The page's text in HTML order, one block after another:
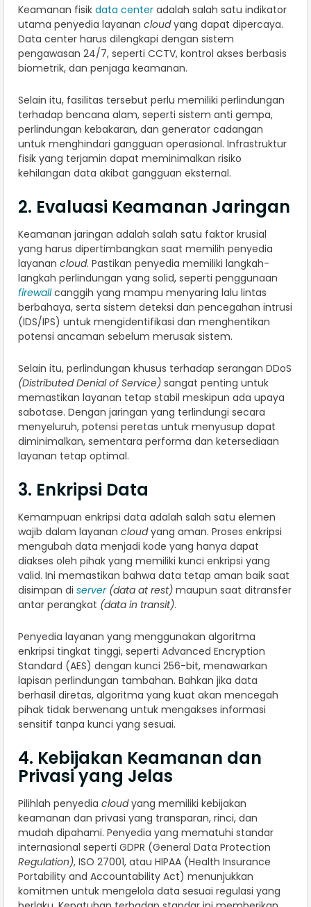
Keamanan fisik data center adalah salah satu indikator
utama penyedia layanan cloudyang dapat dipercaya.
Data center harus dilengkapi dengan sistem
pengawasan 24/7, seperti CCTV, kontrol akses berbasis
biometrik, dan penjaga keamanan.
Selain itu, fasilitas tersebut perlu memiliki perlindungan
terhadap bencana alam, seperti sistem anti gempa,
perlindungan kebakaran, dan generator cadangan
untuk menghindari gangguan operasional. Infrastruktur
fisik yang terjamin dapat meminimalkan risiko
kehilangan data akibat gangguan eksternal.
2. Evaluasi Keamanan Jaringan
Keamanan jaringan adalah salah satu faktor krusial
yang harus dipertimbangkan saat memilih penyedia
layanan cloud. Pastikan penyedia memiliki langkah-
langkah perlindungan yang solid, seperti penggunaan
firewallcanggih yang mampu menyaring lalu lintas
berbahaya, serta sistem deteksi dan pencegahan intrusi
(IDS/IPS) untuk mengidentifikasi dan menghentikan
potensi ancaman sebelum merusak sistem.
Selain itu, perlindungan khusus terhadap serangan DDoS
(Distributed Denial of Service) sangat penting untuk
memastikan layanan tetap stabil meskipun ada upaya
sabotase. Dengan jaringan yang terlindungi secara
menyeluruh, potensi peretas untuk menyusup dapat
diminimalkan, sementara performa dan ketersediaan
layanan tetap optimal.
3. Enkripsi Data
Kemampuan enkripsi data adalah salah satu elemen
wajib dalam layanan cloudyang aman. Proses enkripsi
mengubah data menjadi kode yang hanya dapat
diakses oleh pihak yang memiliki kunci enkripsi yang
valid. Ini memastikan bahwa data tetap aman baik saat
disimpan di server (data at rest) maupun saat ditransfer
antar perangkat (data in transit).
Penyedia layanan yang menggunakan algoritma
enkripsi tingkat tinggi, seperti Advanced Encryption
Standard (AES) dengan kunci 256-bit, menawarkan
lapisan perlindungan tambahan. Bahkan jika data
berhasil diretas, algoritma yang kuat akan mencegah
pihak tidak berwenang untuk mengakses informasi
sensitif tanpa kunci yang sesuai.
4. Kebijakan Keamanan dan
Privasi yang Jelas
Pilihlah penyedia cloudyang memiliki kebijakan
keamanan dan privasi yang transparan, rinci, dan
mudah dipahami. Penyedia yang mematuhi standar
internasional seperti GDPR (General Data Protection
Regulation), ISO 27001, atau HIPAA (Health Insurance
Portability and Accountability Act) menunjukkan
komitmen untuk mengelola data sesuai regulasi yang